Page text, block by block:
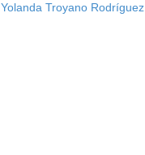
Yolanda Troyano Rodríguez